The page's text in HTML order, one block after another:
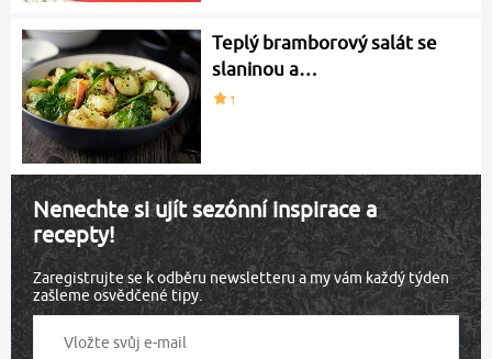
Teplý bramborový salát se
slaninou a…
Nenechte si ujít sezónní inspirace a
recepty!
Zaregistrujte se k odběru newsletteru a my vám každý týden
zašleme osvědčené tipy.